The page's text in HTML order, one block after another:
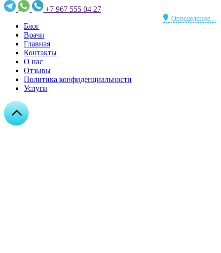
+7 967 555 04 27
Определение...
Блог
Врачи
Главная
Контакты
О нас
Отзывы
Политика конфиденциальности
Услуги